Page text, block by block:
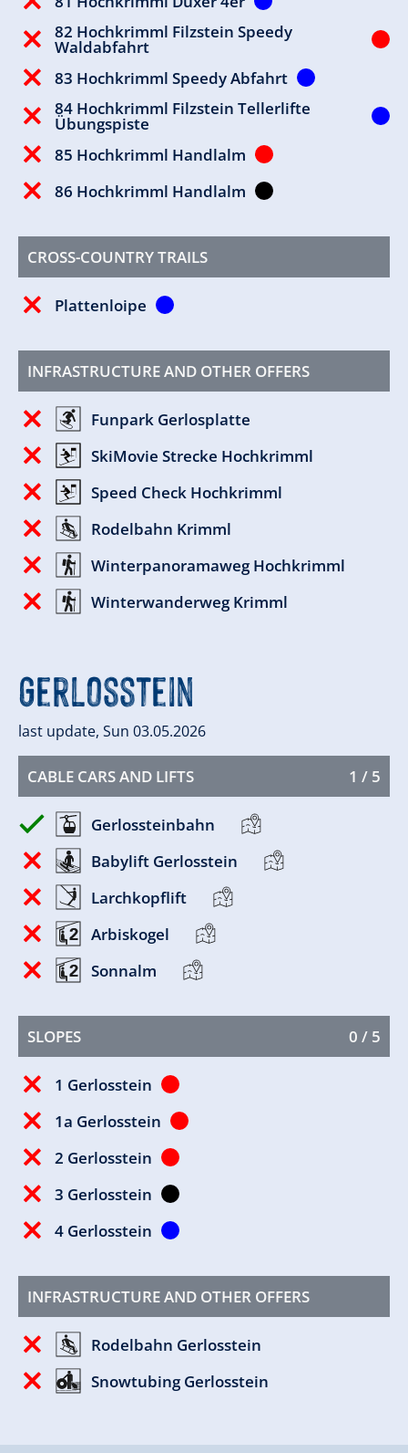
82 Hochkrimml Filzstein Speedy
Waldabfahrt
83 Hochkrimml Speedy Abfahrt
84 Hochkrimml Filzstein Tellerlifte
Übungspiste
85 Hochkrimml Handlalm
86 Hochkrimml Handlalm
CROSS-COUNTRY TRAILS
Plattenloipe
INFRASTRUCTURE AND OTHER OFFERS
Funpark Gerlosplatte
SkiMovie Strecke Hochkrimml
Speed Check Hochkrimml
Rodelbahn Krimml
Winterpanoramaweg Hochkrimml
Winterwanderweg Krimml
Gerlosstein
last update, Sun 03.05.2026
CABLE CARS AND LIFTS 1 / 5
Gerlossteinbahn
Babylift Gerlosstein
Larchkopflift
Arbiskogel
Sonnalm
SLOPES 0 / 5
1 Gerlosstein
1a Gerlosstein
2 Gerlosstein
3 Gerlosstein
4 Gerlosstein
INFRASTRUCTURE AND OTHER OFFERS
Rodelbahn Gerlosstein
Snowtubing Gerlosstein